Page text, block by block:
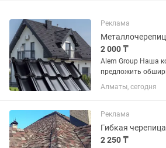
Реклама
2 000 ₸
Alem Group Наша компания рада
предложить
металлопроката! Вся продукция
полностью
следующий
Алматы, сегодня
Реклама
Гибкая черепица
2 250 ₸